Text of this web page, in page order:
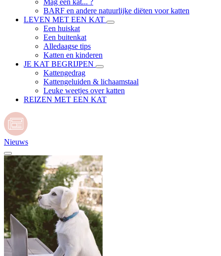
Mag een kat... ?
BARF en andere natuurlijke diëten voor katten
LEVEN MET EEN KAT
Een huiskat
Een buitenkat
Alledaagse tips
Katten en kinderen
JE KAT BEGRIJPEN
Kattengedrag
Kattengeluiden & lichaamstaal
Leuke weetjes over katten
REIZEN MET EEN KAT
Nieuws